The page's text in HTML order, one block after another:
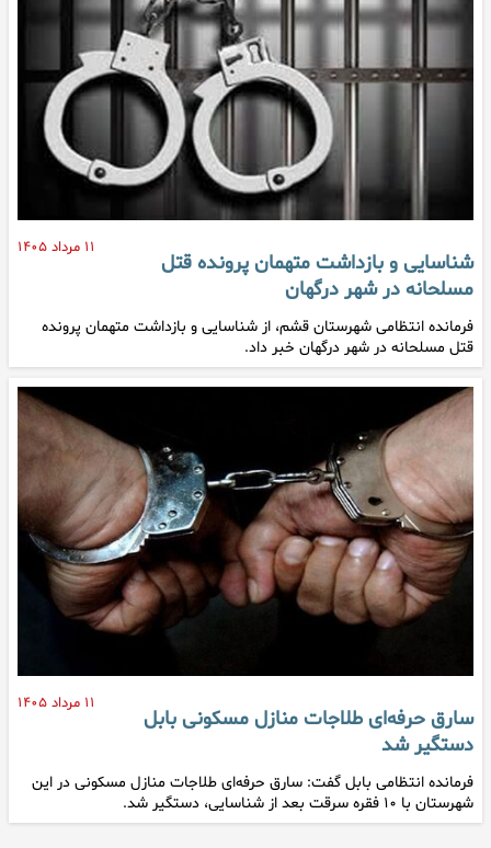
۱۱ مرداد ۱۴۰۵
شناسایی و بازداشت متهمان پرونده قتل
مسلحانه در شهر درگهان
فرمانده انتظامی شهرستان قشم، از شناسایی و بازداشت متهمان پرونده
قتل مسلحانه در شهر درگهان خبر داد.
۱۱ مرداد ۱۴۰۵
سارق حرفه‌ای طلاجات منازل مسکونی بابل
دستگیر شد
فرمانده انتظامی بابل گفت: سارق حرفه‌ای طلاجات منازل مسکونی در این
شهرستان با ۱۰ فقره سرقت بعد از شناسایی، دستگیر شد.